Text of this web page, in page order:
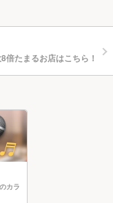
たまるお店はこちら！
カラ